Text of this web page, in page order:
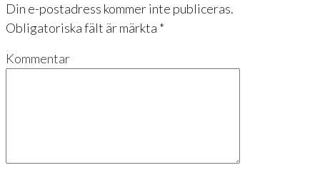
Din e-postadress kommer inte publiceras.
Obligatoriska fält är märkta *
Kommentar